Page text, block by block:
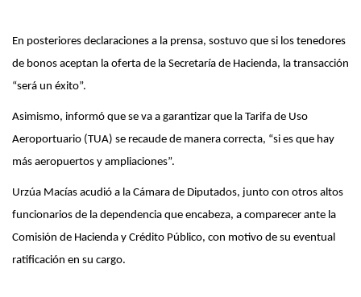
En posteriores declaraciones a la prensa, sostuvo que si los tenedores
de bonos aceptan la oferta de la Secretaría de Hacienda, la transacción
“será un éxito”.
Asimismo, informó que se va a garantizar que la Tarifa de Uso
Aeroportuario (TUA) se recaude de manera correcta, “si es que hay
más aeropuertos y ampliaciones”.
Urzúa Macías acudió a la Cámara de Diputados, junto con otros altos
funcionarios de la dependencia que encabeza, a comparecer ante la
Comisión de Hacienda y Crédito Público, con motivo de su eventual
ratificación en su cargo.